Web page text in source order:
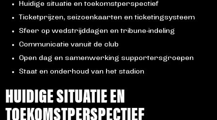
Huidige situatie en toekomstperspectief
Ticketprijzen, seizoenkaarten en ticketingsysteem
Sfeer op wedstrijddagen en tribune-indeling
Communicatie vanuit de club
Open dag en samenwerking supportersgroepen
Staat en onderhoud van het stadion
HUIDIGE SITUATIE EN
TOEKOMSTPERSPECTIEF